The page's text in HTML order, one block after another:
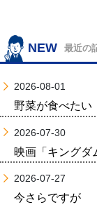
NEW 最近の
2026-08-01
野菜が食べたい
2026-07-30
映画「キングダ
2026-07-27
今さらですが